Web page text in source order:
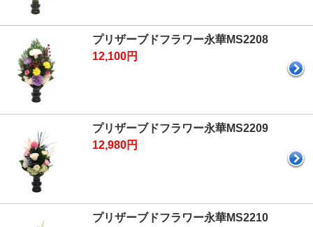
プリザーブドフラワー永華MS2208
12,100円
プリザーブドフラワー永華MS2209
12,980円
プリザーブドフラワー永華MS2210